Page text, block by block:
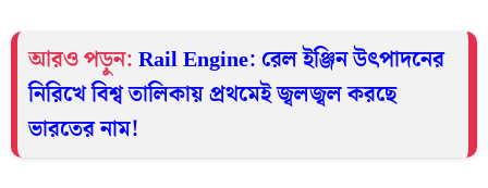
আরও পড়ুন:Rail Engine: রেল ইঞ্জিন উৎপাদনের
নিরিখে বিশ্ব তালিকায় প্রথমেই জ্বলজ্বল করছে
ভারতের নাম!